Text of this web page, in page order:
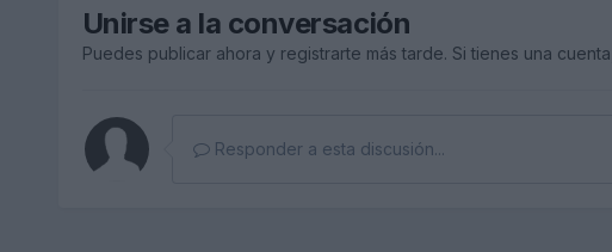
Unirse a la conversación
Puedes publicar ahora y registrarte más tarde. Si tienes una cuenta,
Responder a esta discusión...